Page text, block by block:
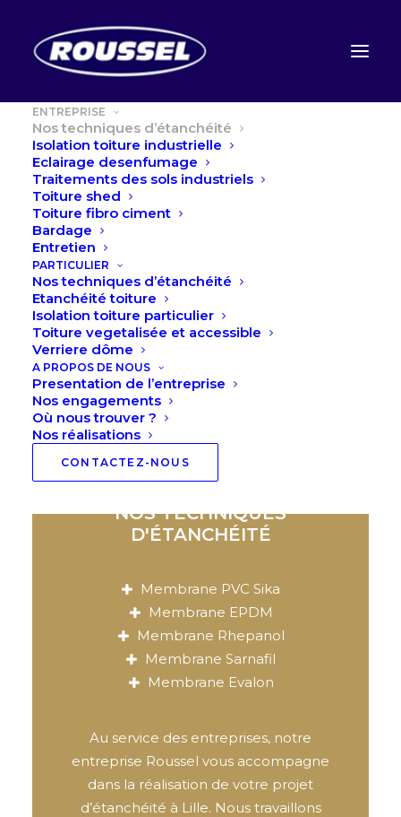
ENTREPRISE
Nos techniques d’étanchéité
Isolation toiture industrielle
Eclairage desenfumage
Traitements des sols industriels
Toiture shed
Toiture fibro ciment
Bardage
Entretien
PARTICULIER
Nos techniques d’étanchéité
Etanchéité toiture
Isolation toiture particulier
Toiture vegetalisée et accessible
Verriere dôme
A PROPOS DE NOUS
Presentation de l’entreprise
Nos engagements
Où nous trouver ?
Nos réalisations
CONTACTEZ-NOUS
NOS TECHNIQUES
D'ÉTANCHÉITÉ
Membrane PVC Sika
Membrane EPDM
Membrane Rhepanol
Membrane Sarnafil
Membrane Evalon
Au service des entreprises, notre
entreprise Roussel vous accompagne
dans la réalisation de votre projet
d’étanchéité à Lille. Nous travaillons